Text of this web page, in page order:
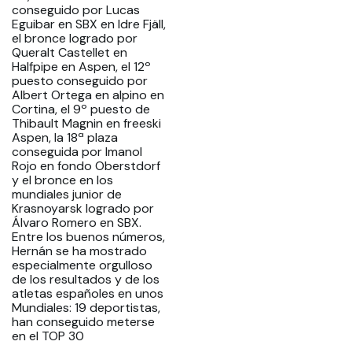
conseguido por Lucas
Eguibar en SBX en Idre Fjäll,
el bronce logrado por
Queralt Castellet en
Halfpipe en Aspen, el 12º
puesto conseguido por
Albert Ortega en alpino en
Cortina, el 9º puesto de
Thibault Magnin en freeski
Aspen, la 18ª plaza
conseguida por Imanol
Rojo en fondo Oberstdorf
y el bronce en los
mundiales junior de
Krasnoyarsk logrado por
Álvaro Romero en SBX.
Entre los buenos números,
Hernán se ha mostrado
especialmente orgulloso
de los resultados y de los
atletas españoles en unos
Mundiales: 19 deportistas,
han conseguido meterse
en el TOP 30